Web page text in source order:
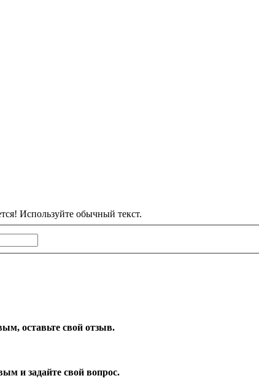
Используйте обычный текст.
оставьте свой отзыв.
и задайте свой вопрос.